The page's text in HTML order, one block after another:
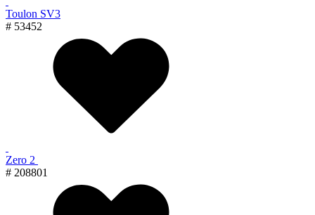
Toulon SV3
# 53452
Zero 2
# 208801